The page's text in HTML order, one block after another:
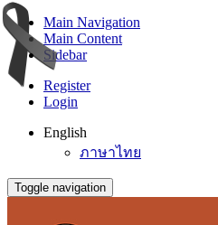
Main Navigation
Main Content
Sidebar
Register
Login
English
ภาษาไทย
Toggle navigation